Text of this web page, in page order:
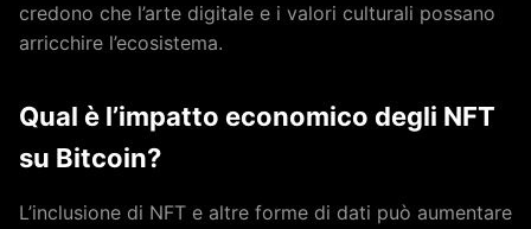
credono che l’arte digitale e i valori culturali possano
arricchire l’ecosistema.
Qual è l’impatto economico degli NFT
su Bitcoin?
L’inclusione di NFT e altre forme di dati può aumentare